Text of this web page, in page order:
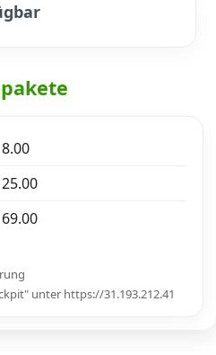
unter https://31.193.212.41